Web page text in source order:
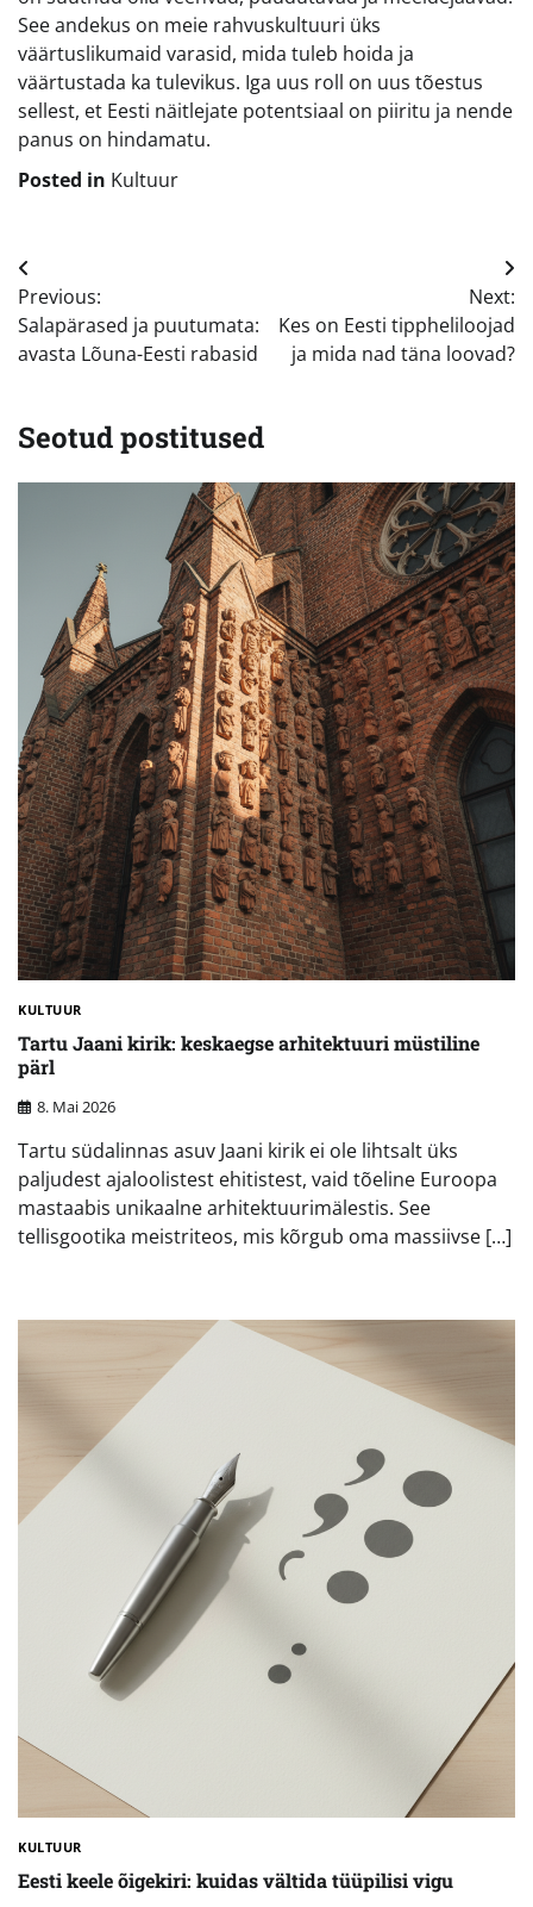
See andekus on meie rahvuskultuuri üks
väärtuslikumaid varasid, mida tuleb hoida ja
väärtustada ka tulevikus. Iga uus roll on uus tõestus
sellest, et Eesti näitlejate potentsiaal on piiritu ja nende
panus on hindamatu.
Posted in Kultuur
Navigeerimine
Previous:
Salapärased ja puutumata:
avasta Lõuna-Eesti rabasid
Next:
Kes on Eesti tippheliloojad
ja mida nad täna loovad?
Seotud postitused
KULTUUR
Tartu Jaani kirik: keskaegse arhitektuuri müstiline
pärl
8. Mai 2026
Tartu südalinnas asuv Jaani kirik ei ole lihtsalt üks
paljudest ajaloolistest ehitistest, vaid tõeline Euroopa
mastaabis unikaalne arhitektuurimälestis. See
tellisgootika meistriteos, mis kõrgub oma massiivse […]
KULTUUR
Eesti keele õigekiri: kuidas vältida tüüpilisi vigu